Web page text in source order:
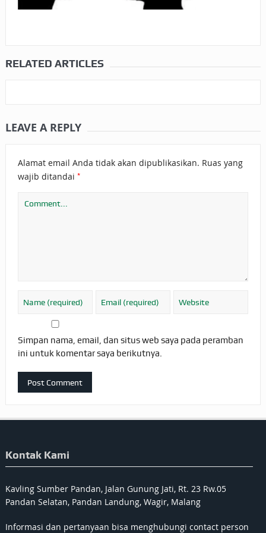
RELATED ARTICLES
LEAVE A REPLY
Alamat email Anda tidak akan dipublikasikan. Ruas yang
wajib ditandai *
Simpan nama, email, dan situs web saya pada peramban
ini untuk komentar saya berikutnya.
Kontak Kami
Kavling Sumber Pandan, Jalan Gunung Jati, Rt. 23 Rw.05
Pandan Selatan, Pandan Landung, Wagir, Malang
Informasi dan pertanyaan bisa menghubungi contact person